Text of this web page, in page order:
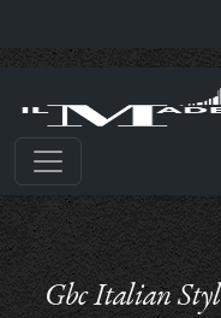
Gbc Italian